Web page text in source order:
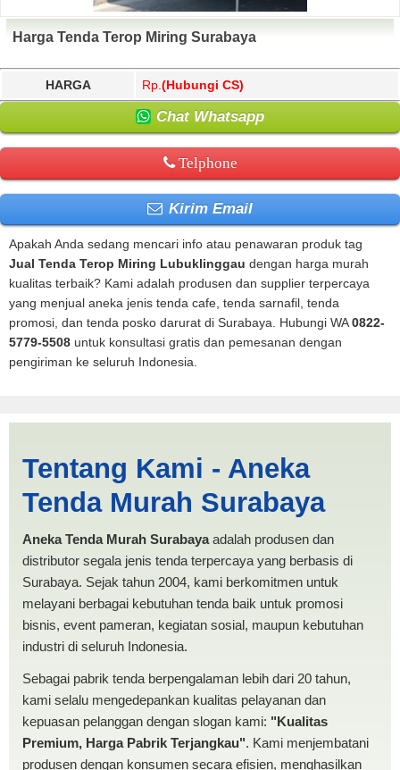
Harga Tenda Terop Miring Surabaya
HARGA Rp. (Hubungi CS)
Chat Whatsapp
Telphone
Kirim Email
Apakah Anda sedang mencari info atau penawaran produk tag
Jual Tenda Terop Miring Lubuklinggau dengan harga murah
kualitas terbaik? Kami adalah produsen dan supplier terpercaya
yang menjual aneka jenis tenda cafe, tenda sarnafil, tenda
promosi, dan tenda posko darurat di Surabaya. Hubungi WA0822-
5779-5508 untuk konsultasi gratis dan pemesanan dengan
pengiriman ke seluruh Indonesia.
Lubuklinggau | PRODUKSI
ANEKA TENDA MURAH
Tentang Kami - Aneka
Tenda Murah Surabaya
Aneka Tenda Murah Surabayaadalah produsen dan
distributor segala jenis tenda terpercaya yang berbasis di
Surabaya. Sejak tahun 2004, kami berkomitmen untuk
melayani berbagai kebutuhan tenda baik untuk promosi
bisnis, event pameran, kegiatan sosial, maupun kebutuhan
industri di seluruh Indonesia.
Sebagai pabrik tenda berpengalaman lebih dari 20 tahun,
kami selalu mengedepankan kualitas pelayanan dan
kepuasan pelanggan dengan slogan kami: "Kualitas
Premium, Harga Pabrik Terjangkau". Kami menjembatani
produsen dengan konsumen secara efisien, menghasilkan